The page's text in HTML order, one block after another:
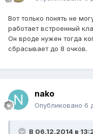
Вот только понять не
работает встроенный
Он вроде нужен тогда
сбрасывает до 8 очков.
nako
Опубликовано 6
В 06.12.2014 в